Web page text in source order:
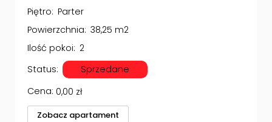
Piętro: Parter
Powierzchnia: 38,25 m2
Ilość pokoi: 2
Status:
Sprzedane
Cena: 0,00 zł
Zobacz apartament